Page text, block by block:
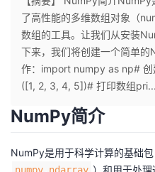
个
人
主
页
我
的
开
了高性能的多维数组对象（
数组的工具。让我们从安装
下来，我们将创建一个简单
作：import numpy as np#
([1, 2, 3, 4, 5])# 打印数组pri...
NumPy简介
NumPy是用于科学计算的基础